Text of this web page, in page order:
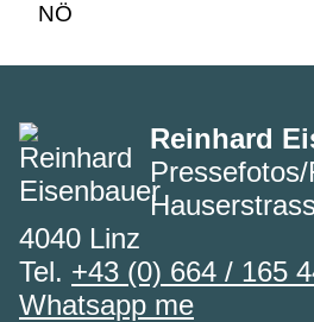
Reinhard
4040 Linz
Tel. +43 (0) 664 / 165
Whatsapp me